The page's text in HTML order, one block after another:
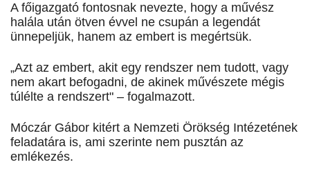
A főigazgató fontosnak nevezte, hogy a művész
halála után ötven évvel ne csupán a legendát
ünnepeljük, hanem az embert is megértsük.
„Azt az embert, akit egy rendszer nem tudott, vagy
nem akart befogadni, de akinek művészete mégis
túlélte a rendszert" – fogalmazott.
Móczár Gábor kitért a Nemzeti Örökség Intézetének
feladatára is, ami szerinte nem pusztán az
emlékezés.